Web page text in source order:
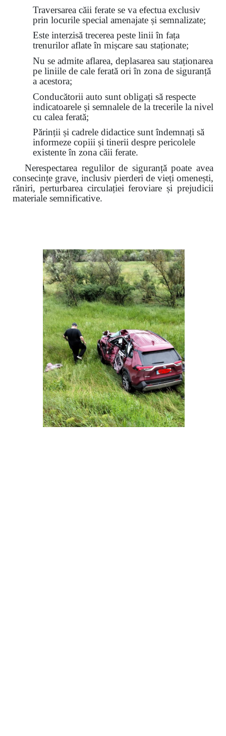
Traversarea căii ferate se va efectua exclusiv
prin locurile special amenajate și semnalizate;
Este interzisă trecerea peste linii în fața
trenurilor aflate în mișcare sau staționate;
Nu se admite aflarea, deplasarea sau staționarea
pe liniile de cale ferată ori în zona de siguranță
a acestora;
Conducătorii auto sunt obligați să respecte
indicatoarele și semnalele de la trecerile la nivel
cu calea ferată;
Părinții și cadrele didactice sunt îndemnați să
informeze copiii și tinerii despre pericolele
existente în zona căii ferate.
Nerespectarea regulilor de siguranță poate avea
consecințe grave, inclusiv pierderi de vieți omenești,
răniri, perturbarea circulației feroviare și prejudicii
materiale semnificative.